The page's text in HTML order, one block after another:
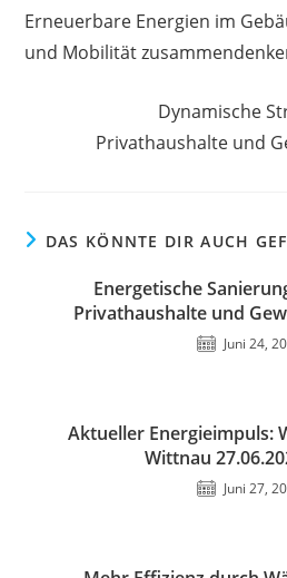
ansehen
Erneuerbare Energien im
und Mobilität
Dynamische
Privathaushalte und
DAS KÖNNTE DIR AUCH
Energetische
Privathaushalte und
Juni 24,
Aktueller Energieimpuls:
Wittnau
Juni 27,